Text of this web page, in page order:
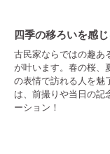
四季の移ろいを感
古民家ならではの趣あ
が叶います。春の桜、
の表情で訪れる人を魅
は、前撮りや当日の記
ーション！